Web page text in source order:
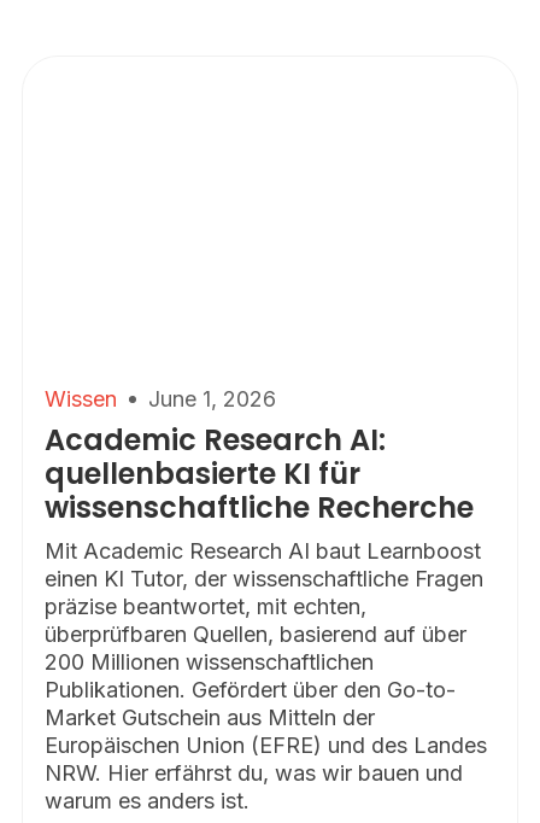
Wissen June 1, 2026
Academic Research AI:
quellenbasierte KI für
wissenschaftliche Recherche
Mit Academic Research AI baut Learnboost
einen KI Tutor, der wissenschaftliche Fragen
präzise beantwortet, mit echten,
überprüfbaren Quellen, basierend auf über
200 Millionen wissenschaftlichen
Publikationen. Gefördert über den Go-to-
Market Gutschein aus Mitteln der
Europäischen Union (EFRE) und des Landes
NRW. Hier erfährst du, was wir bauen und
warum es anders ist.